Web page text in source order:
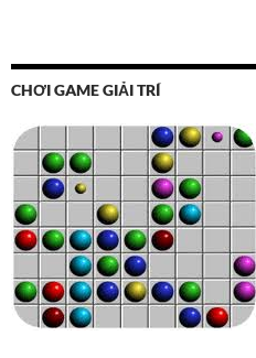
CHƠI GAME GIẢI TRÍ